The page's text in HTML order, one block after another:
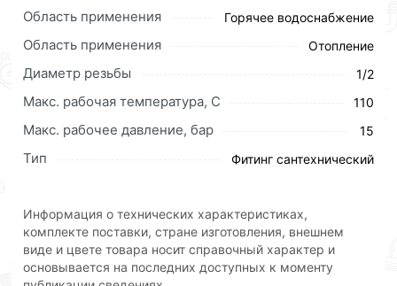
доставки или самовывоза.Перед оформлением
онлайн заказа рекомендуем ознакомиться с
описанием, характеристиками и отзывами.
Данний товар от производителя
соответствует всем стандартам качества. Возврат
купленного товарa в течение 30 дней (наличие чека
Область применения Горячее водоснабжение
Область применения Отопление
Диаметр резьбы 1/2
Макс. рабочая температура, C 110
Макс. рабочее давление, бар 15
Тип Фитинг сантехнический
Информация о технических характеристиках,
комплекте поставки, стране изготовления, внешнем
виде и цвете товара носит справочный характер и
основывается на последних доступных к моменту